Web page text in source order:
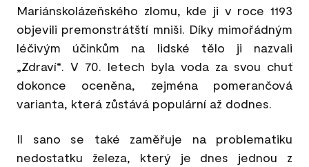
Mariánskolázeňského zlomu, kde ji v roce 1193
objevili premonstrátští mniši. Díky mimořádným
léčivým účinkům na lidské tělo ji nazvali
„Zdraví“. V 70. letech byla voda za svou chuť
dokonce oceněna, zejména pomerančová
varianta, která zůstává populární až dodnes.
Il sano se také zaměřuje na problematiku
nedostatku železa, který je dnes jednou z